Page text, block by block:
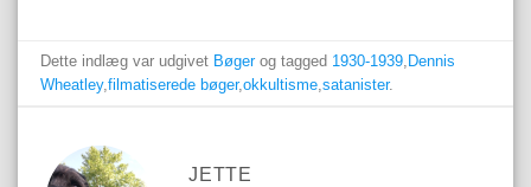
Dette indlæg var udgivet Bøgerog tagged 1930-1939 Dennis
Wheatley,filmatiserede bøger,okkultisme ,satanister.
JETTE